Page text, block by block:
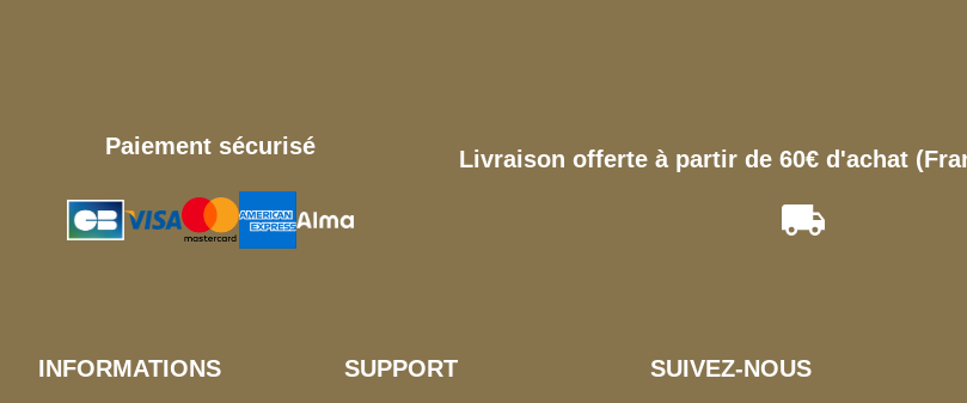
Paiement sécurisé Livraison offerte à partir de 60€ d'achat
INFORMATIONS SUPPORT SUIVEZ-NOUS